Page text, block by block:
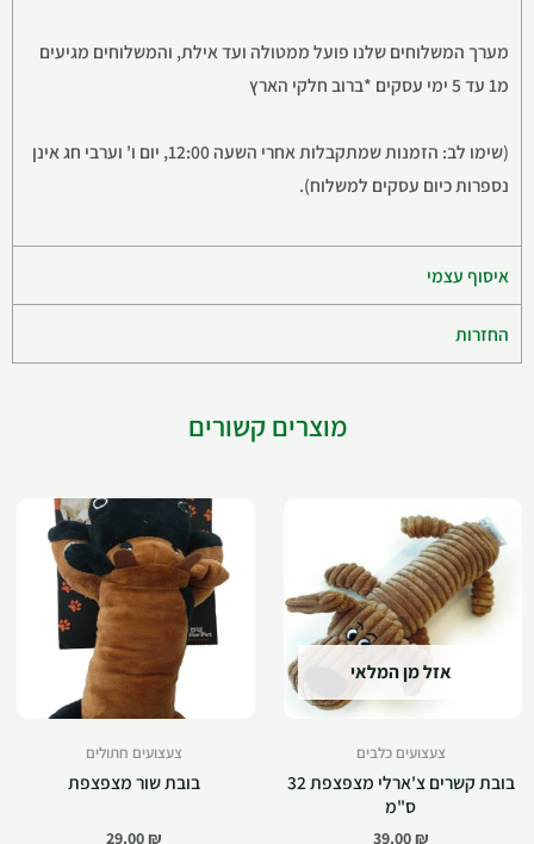
מערך המשלוחים שלנו פועל ממטולה ועד אילת, והמשלוחים מגיעים
מ1 עד 5 ימי עסקים *ברוב חלקי הארץ
(שימו לב: הזמנות שמתקבלות אחרי השעה 12:00, יום ו' וערבי חג אינן
נספרות כיום עסקים למשלוח).
איסוף עצמי
החזרות
מוצרים קשורים
אזל מן המלאי
צעצועים כלבים
בובת קשרים צ'ארלי מצפצפת 32
ס"מ
39.00₪
צעצועים חתולים
בובת שור מצפצפת
29.00₪